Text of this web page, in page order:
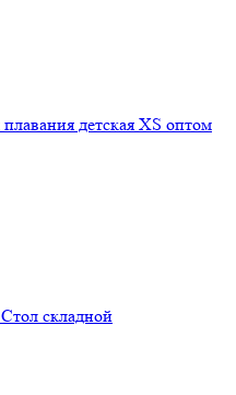
детская XS оптом
складной